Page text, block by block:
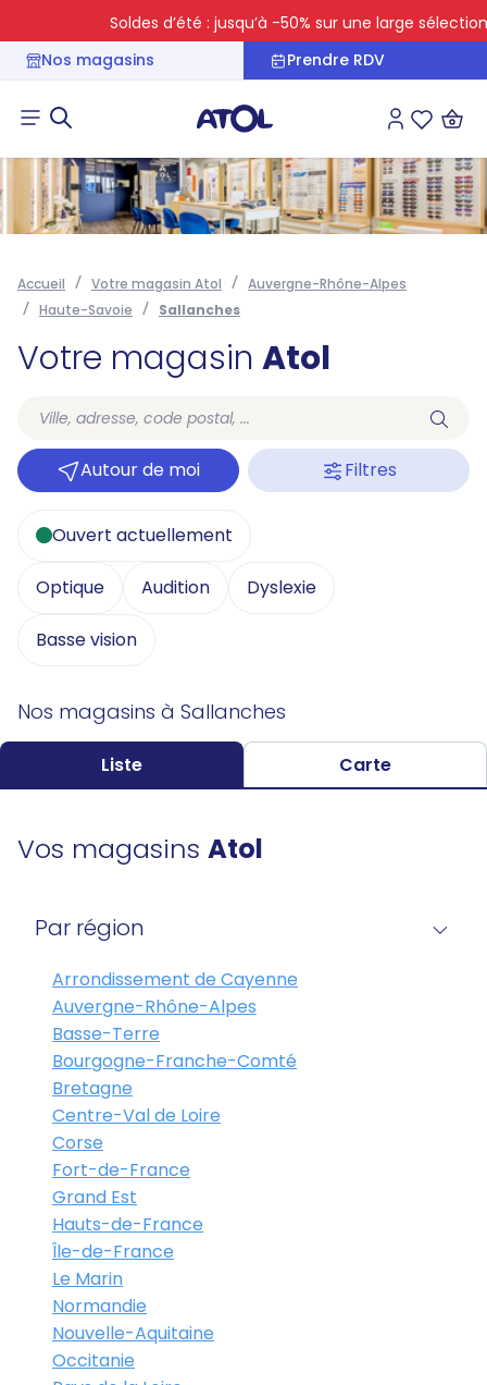
Soldes d’été : jusqu’à -50% sur une large sélection
Nos magasins
Prendre RDV
Connexion
Accueil Votre magasin Atol
Auvergne-Rhône-Alpes
Haute-Savoie
Sallanches
Votre magasin Atol
Autour de moi Filtres
Ouvert actuellement
Optique Audition Dyslexie
Basse vision
Nos magasins à Sallanches
Liste Carte
Vos magasins Atol
Par région
Arrondissement de Cayenne
Auvergne-Rhône-Alpes
Basse-Terre
Bourgogne-Franche-Comté
Bretagne
Centre-Val de Loire
Corse
Fort-de-France
Grand Est
Hauts-de-France
Île-de-France
Le Marin
Normandie
Nouvelle-Aquitaine
Occitanie